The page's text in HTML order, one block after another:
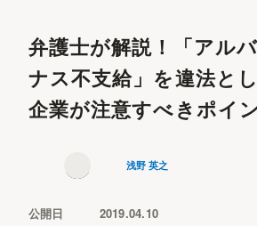
弁護士が解説！「アル
ナス不支給」を違法とし
企業が注意すべきポイ
浅野 英之
公開日 2019.04.10